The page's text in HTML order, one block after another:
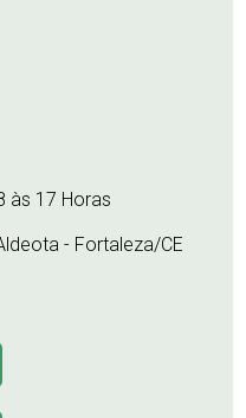
às 17 Horas
- Fortaleza/CE